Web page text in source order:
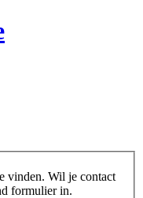
vinden. Wil je contact
formulier in.